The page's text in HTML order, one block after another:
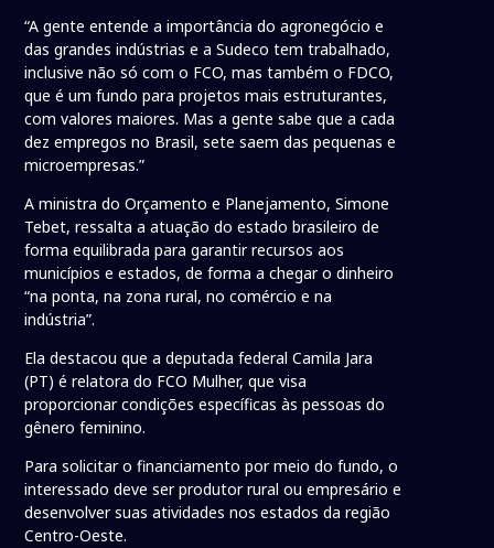
“A gente entende a importância do agronegócio e
das grandes indústrias e a Sudeco tem trabalhado,
inclusive não só com o FCO, mas também o FDCO,
que é um fundo para projetos mais estruturantes,
com valores maiores. Mas a gente sabe que a cada
dez empregos no Brasil, sete saem das pequenas e
microempresas.”
A ministra do Orçamento e Planejamento, Simone
Tebet, ressalta a atuação do estado brasileiro de
forma equilibrada para garantir recursos aos
municípios e estados, de forma a chegar o dinheiro
“na ponta, na zona rural, no comércio e na
indústria”.
Ela destacou que a deputada federal Camila Jara
(PT) é relatora do FCO Mulher, que visa
proporcionar condições específicas às pessoas do
gênero feminino.
Para solicitar o financiamento por meio do fundo, o
interessado deve ser produtor rural ou empresário e
desenvolver suas atividades nos estados da região
Centro-Oeste.